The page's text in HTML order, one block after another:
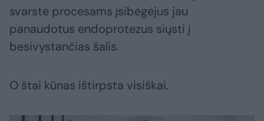
svarstė procesams įsibėgėjus jau
panaudotus endoprotezus siųsti į
besivystančias šalis.
O štai kūnas ištirpsta visiškai.